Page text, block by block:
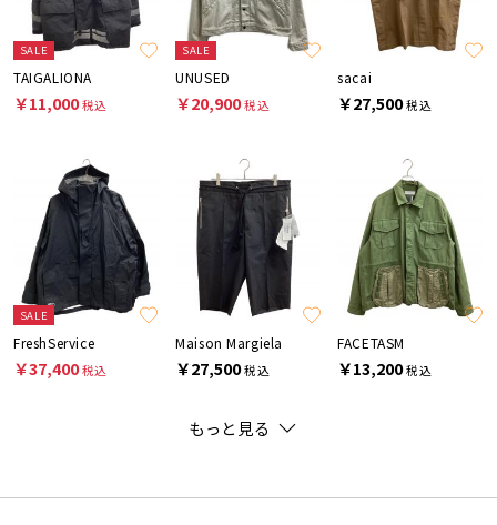
SALE
TAIGALIONA
￥11,000税込
SALE
UNUSED
￥20,900税込
sacai
￥27,500税込
SALE
FreshService
￥37,400税込
Maison Margiela
￥27,500税込
FACETASM
￥13,200税込
もっと見る